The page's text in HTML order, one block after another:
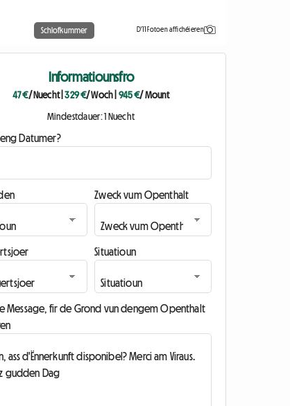
Schlofkummer D'11 Fotoen affichéieren
Informatiounsfro
47 €/ Nuecht|329 €/ Woch 945 €/ Mount
Mindestdauer: 1 Nuecht
Datumer?
Zweck vum Openthalt
Situatioun
e Message, fir de Grond vun dengem Openthalt